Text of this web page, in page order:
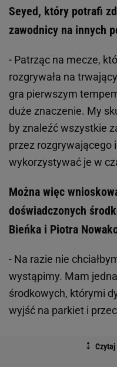
Seyed, który potrafi
zawodnicy na innych
- Patrząc na mecze,
rozgrywała na
gra pierwszym
duże znaczenie. My
by znaleźć wszystkie
przez rozgrywającego
wykorzystywać je w
Można więc
doświadczonych
Bieńka i Piotra
- Na razie nie
wystąpimy. Mam
środkowych, którymi
wyjść na parkiet i